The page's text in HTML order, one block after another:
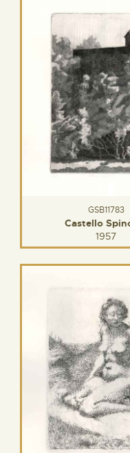
GSB11783
Castello
1957